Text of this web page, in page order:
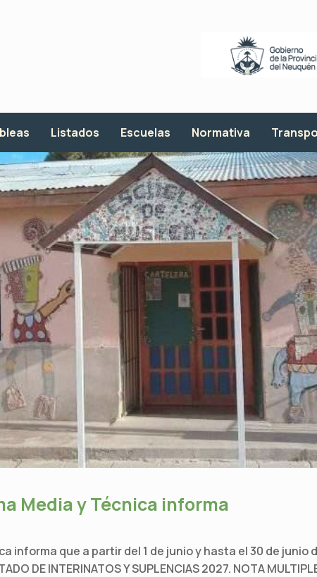
Listados Escuelas Normativa
Media y Técnica informa
informa que a partir del 1 de junio y hasta el 30 de
DE INTERINATOS Y SUPLENCIAS 2027. NOTA